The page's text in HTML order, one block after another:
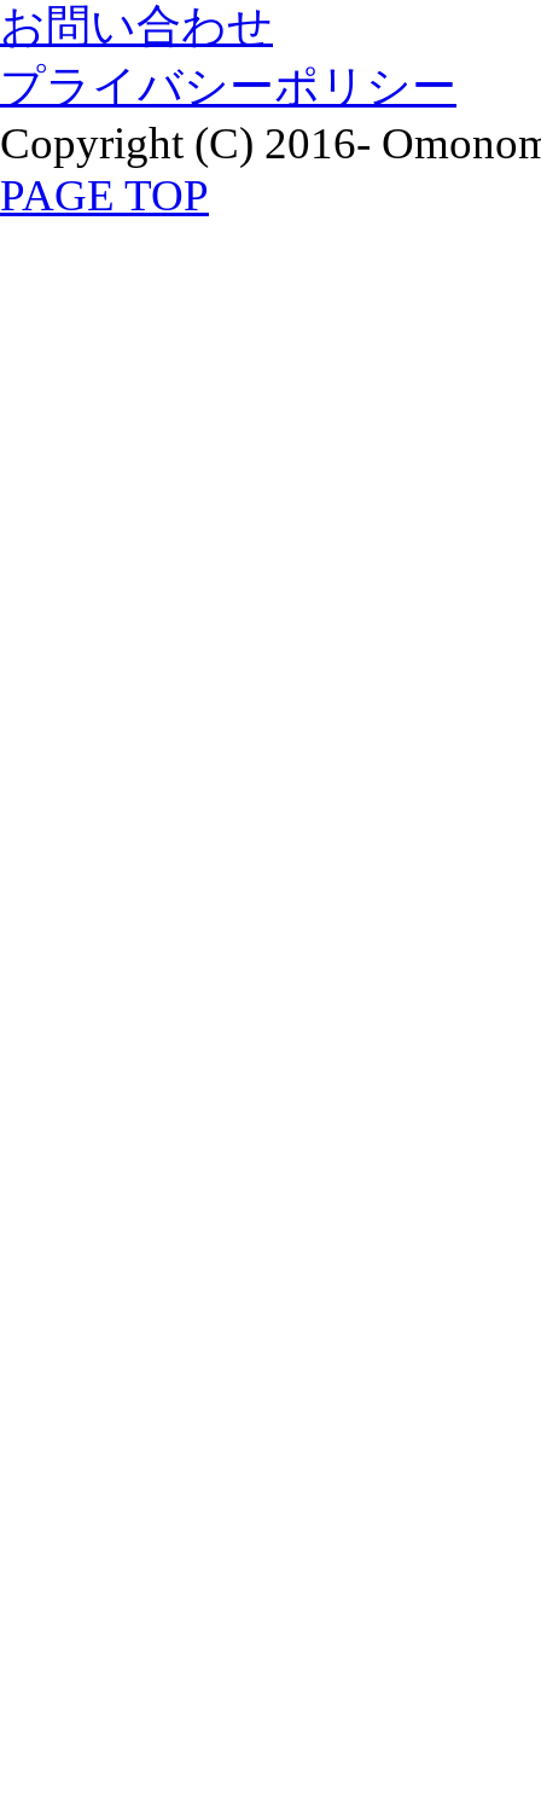
お問い合わせ
プライバシーポリシー
Copyright (C) 2016-
PAGE TOP